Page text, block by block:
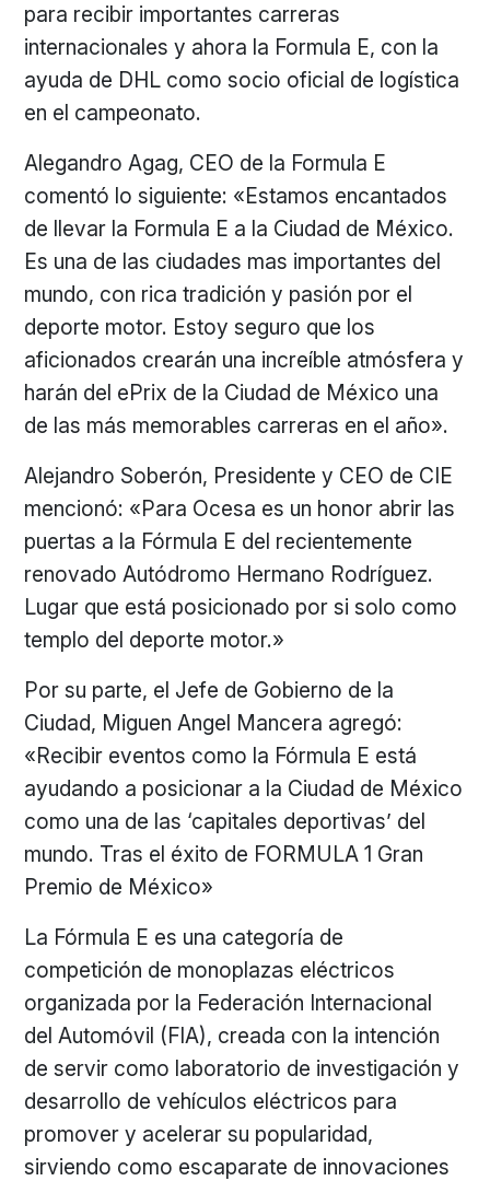
para recibir importantes carreras
internacionales y ahora la Formula E, con la
ayuda de DHL como socio oficial de logística
en el campeonato.
Alegandro Agag, CEO de la Formula E
comentó lo siguiente: «Estamos encantados
de llevar la Formula E a la Ciudad de México.
Es una de las ciudades mas importantes del
mundo, con rica tradición y pasión por el
deporte motor. Estoy seguro que los
aficionados crearán una increíble atmósfera y
harán del ePrix de la Ciudad de México una
de las más memorables carreras en el año».
Alejandro Soberón, Presidente y CEO de CIE
mencionó: «Para Ocesa es un honor abrir las
puertas a la Fórmula E del recientemente
renovado Autódromo Hermano Rodríguez.
Lugar que está posicionado por si solo como
templo del deporte motor.»
Por su parte, el Jefe de Gobierno de la
Ciudad, Miguen Angel Mancera agregó:
«Recibir eventos como la Fórmula E está
ayudando a posicionar a la Ciudad de México
como una de las ‘capitales deportivas’ del
mundo. Tras el éxito de FORMULA 1 Gran
Premio de México»
La Fórmula E es una categoría de
competición de monoplazas eléctricos
organizada por la Federación Internacional
del Automóvil (FIA), creada con la intención
de servir como laboratorio de investigación y
desarrollo de vehículos eléctricos para
promover y acelerar su popularidad,
sirviendo como escaparate de innovaciones